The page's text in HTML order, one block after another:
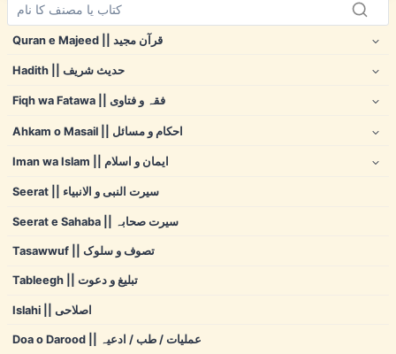
Quran e Majeed || قرآن مجید
Hadith || حدیث شریف
Fiqh wa Fatawa || فقہ و فتاوی
Ahkam o Masail || احکام و مسائل
Iman wa Islam || ایمان و اسلام
Seerat || سیرت النبی و الانبیاء
Seerat e Sahaba || سیرت صحابہ
Tasawwuf || تصوف و سلوک
Tableegh || تبلیغ و دعوت
Islahi || اصلاحی
Doa o Darood || عملیات / طب / ادعیہ